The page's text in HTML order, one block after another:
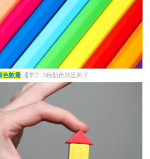
色數量 通常2-3種顏色就足夠了